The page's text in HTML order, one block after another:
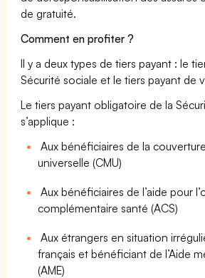
de gratuité.
Comment en profiter ?
Il y a deux types de tiers payant : le
Sécurité sociale et le tiers payant de
Le tiers payant obligatoire de la
s’applique :
Aux bénéficiaires de la
universelle (CMU)
Aux bénéficiaires de l’aide pour
complémentaire santé (ACS)
Aux étrangers en situation
français et bénéficiant de l’Aide
(AME)